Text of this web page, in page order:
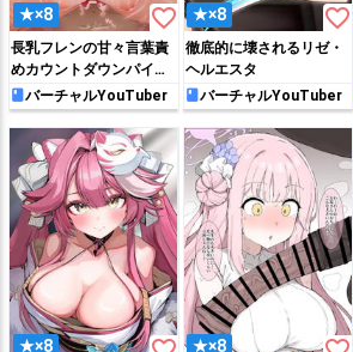
★×8 favorite_border
長乳フレンの甘々言葉責
めカウントダウンパイズ
リ❤バーチャルYouTuber
★×8 favorite_border
徹底的に壊されるリゼ・
ヘルエスタ
バーチャルYouTuber
★×8 ★×8